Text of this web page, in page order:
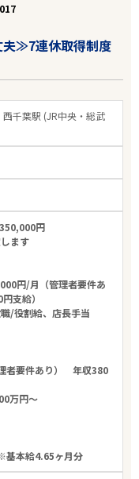
夫≫7連休取得制度
西千葉駅 (JR中央・総武
円
ます
円/月（管理者要件あ
支給）
/役割給、店長手当
者要件あり） 年収380
万円～
基本給4.65ヶ月分